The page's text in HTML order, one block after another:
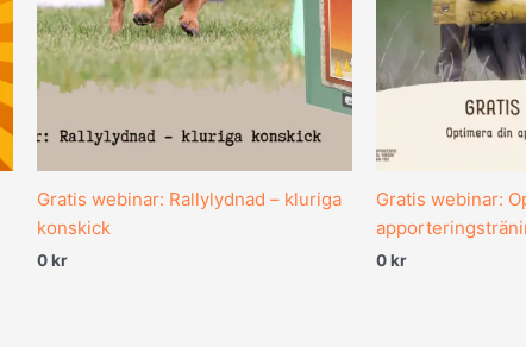
Gratis webinar: Rallylydnad – kluriga
konskick
0kr
Gratis webinar:
0kr